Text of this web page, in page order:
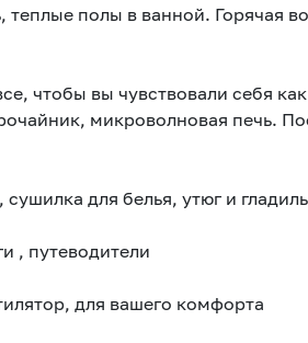
теплые полы в ванной. Горячая
чтобы вы чувствовали себя
микроволновая печь.
для белья, утюг и
, путеводители
для вашего комфорта